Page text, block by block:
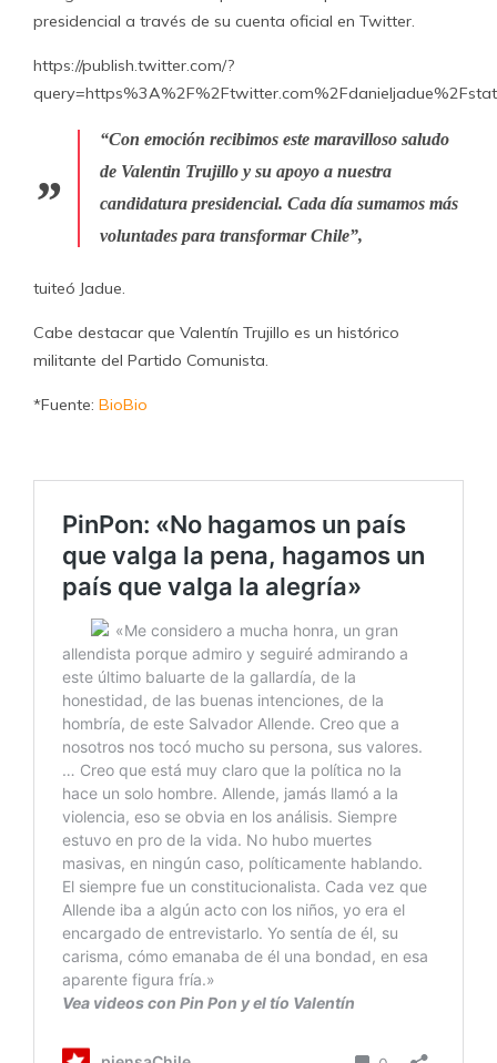
presidencial a través de su cuenta oficial en Twitter.
https://publish.twitter.com/?
“Con emoción recibimos este maravilloso saludo
de Valentin Trujillo y su apoyo a nuestra
candidatura presidencial. Cada día sumamos más
voluntades para transformar Chile”,
tuiteó Jadue.
Cabe destacar que Valentín Trujillo es un histórico
militante del Partido Comunista.
*Fuente: BioBio